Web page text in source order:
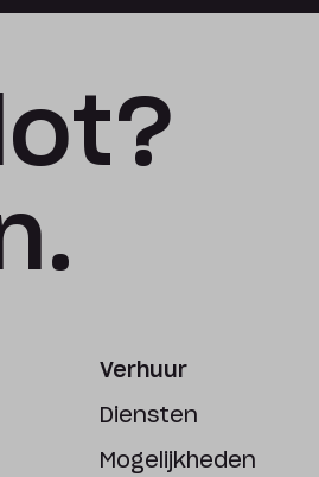
Verhuur
Diensten
Mogelijkheden